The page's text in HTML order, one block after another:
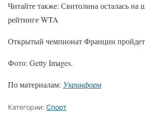
Читайте также: Свитолина осталась на
рейтинге WTA
Открытый чемпионат Франции
Фото: Getty Images.
По материалам: Укринформ
Категории: Спорт